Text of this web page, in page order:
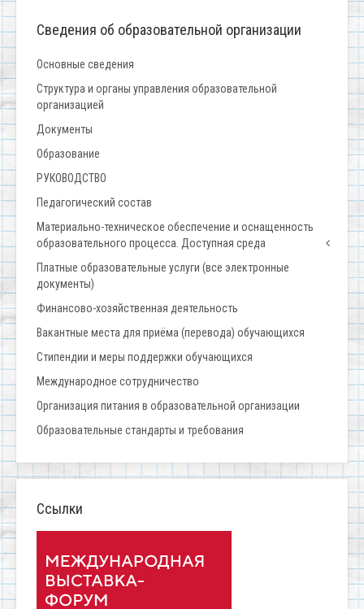
Сведения об образовательной организации
Основные сведения
Структура и органы управления образовательной
организацией
Документы
Образование
РУКОВОДСТВО
Педагогический состав
Материально-техническое обеспечение и оснащенность
образовательного процесса. Доступная среда
Платные образовательные услуги (все электронные
документы)
Финансово-хозяйственная деятельность
Вакантные места для приёма (перевода) обучающихся
Стипендии и меры поддержки обучающихся
Международное сотрудничество
Организация питания в образовательной организации
Образовательные стандарты и требования
Ссылки